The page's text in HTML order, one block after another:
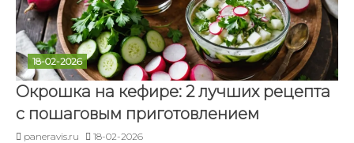
18-02-2026
Окрошка на кефире: 2 лучших рецепта
с пошаговым приготовлением
paneravis.ru 18-02-2026